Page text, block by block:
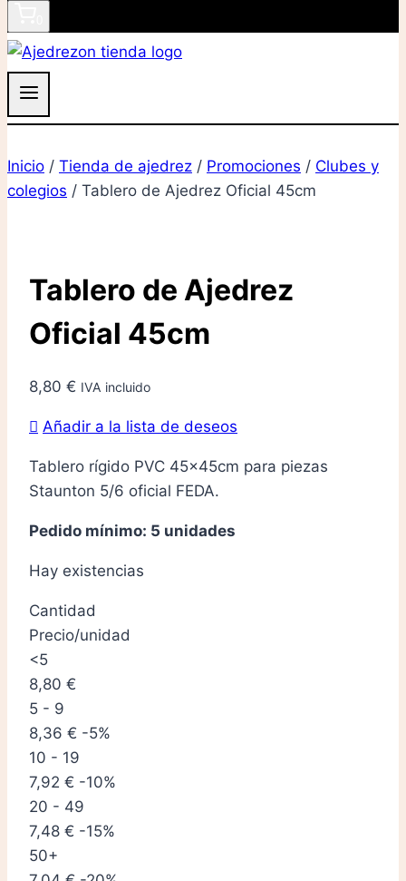
Inicio / Tienda de ajedrez / Promociones / Clubes y
colegios / Tablero de Ajedrez Oficial 45cm
Tablero de Ajedrez
Oficial 45cm
8,80 € IVA incluido
Añadir a la lista de deseos
Tablero rígido PVC 45x45cm para piezas
Staunton 5/6 oficial FEDA.
Pedido mínimo: 5 unidades
Hay existencias
Cantidad
Precio/unidad
<5
8,80 €
5 - 9
8,36 € -5%
10 - 19
7,92 € -10%
20 - 49
7,48 € -15%
50+